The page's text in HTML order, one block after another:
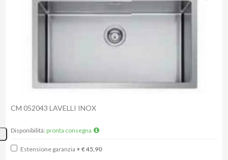
CM 052043 LAVELLI INOX
Disponibilità: pronta consegna
Estensione garanzia + € 45,90